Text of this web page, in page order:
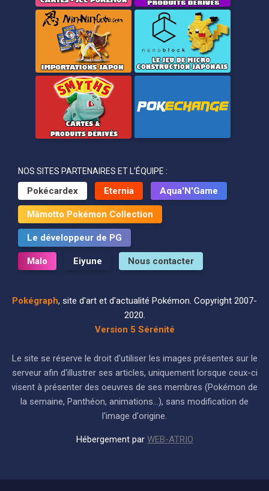
NOS SITES PARTENAIRES ET L’ÉQUIPE :
Pokécardex Eternia Aqua'N'Game
Mâmotto Pokémon Collection
Le développeur de PG
Malo Eiyune Nous contacter
Pokégraph, site d'art et d'actualité Pokémon. Copyright 2007-
2020.
Version 5 Sérénité
Le site se réserve le droit d'utiliser les images présentes sur le
serveur afin d'illustrer ses articles, uniquement lorsque ceux-ci
visent à présenter des oeuvres de ses membres (Pokémon de
la semaine, Panthéon, animations...), sans modification de
l'image d'origine.
Hébergement par WEB-ATRIO